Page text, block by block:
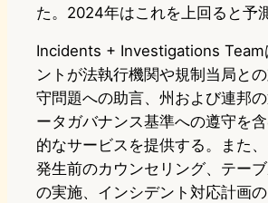
た。2024年はこれを上回ると予
Incidents + Investigations Team
ントが法執行機関や規制当局と
守問題への助言、州および連邦
ータガバナンス基準への遵守を
的なサービスを提供する。また
発生前のカウンセリング、テー
の実施、インシデント対応計画